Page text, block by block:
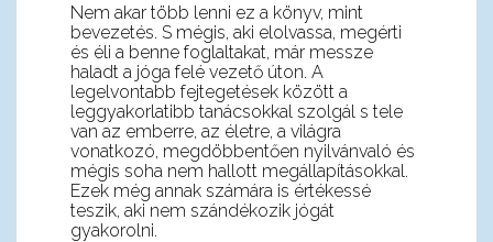
Nem akar több lenni ez a könyv, mint
bevezetés. S mégis, aki elolvassa, megérti
és éli a benne foglaltakat, már messze
haladt a jóga felé vezető úton. A
legelvontabb fejtegetések között a
leggyakorlatibb tanácsokkal szolgál s tele
van az emberre, az életre, a világra
vonatkozó, megdöbbentően nyilvánvaló és
mégis soha nem hallott megállapításokkal.
Ezek még annak számára is értékessé
teszik, aki nem szándékozik jógát
gyakorolni.